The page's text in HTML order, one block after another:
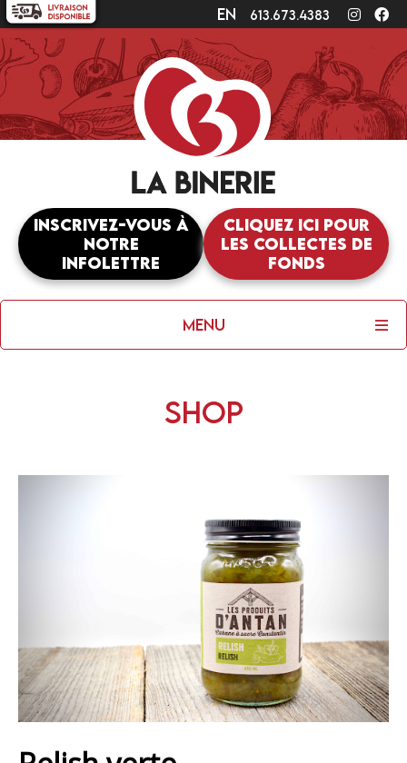
en 613.673.4383
Inscrivez-vous à
notre
infolettre
Cliquez ici pour
les collectes de
fonds
Menu
Shop